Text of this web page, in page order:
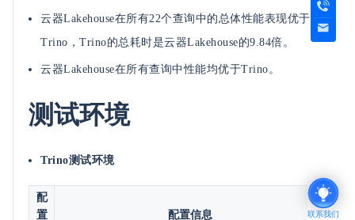
云器Lakehouse在所有22个查询中的总体性能表现优于
Trino，Trino的总耗时是云器Lakehouse的9.84倍。
云器Lakehouse在所有查询中性能均优于Trino。
测试环境
Trino测试环境
配
置
配置信息 联系我们